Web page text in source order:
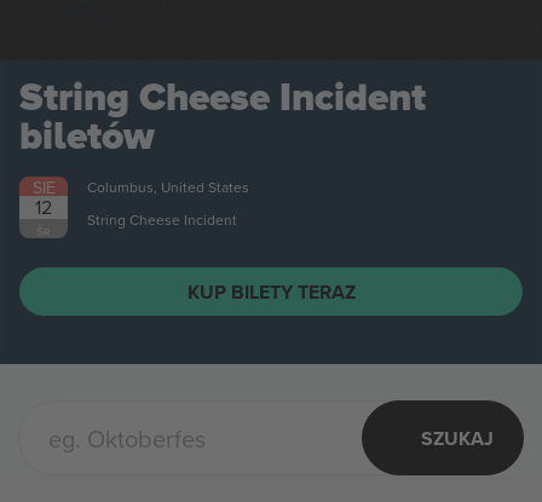
String Cheese Incident
biletów
SIE
12
ŚR.
Columbus, United States
String Cheese Incident
KUP BILETY TERAZ
SZUKAJ